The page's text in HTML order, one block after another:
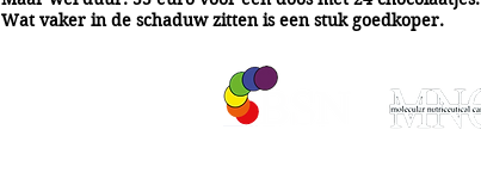
Wat vaker in de schaduw zitten is een stuk goedkoper.